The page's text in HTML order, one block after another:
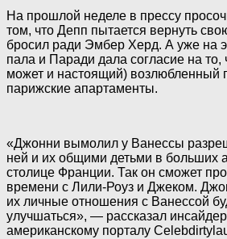
На прошлой неделе в прессу
том, что Депп пытается вернуть
бросил ради Эмбер Херд. А уже на
пала и Паради дала согласие на
может и настоящий) возлюбленный
парижские апартаменты.
«Джонни вымолил у Ванессы
ней и их общими детьми в больших
столице Франции. Так он сможет
времени с Лили-Роуз и Джеком.
их личные отношения с Ванессой
улучшаться», — рассказал
американскому порталу